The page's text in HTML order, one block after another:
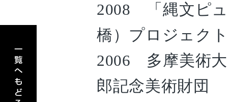
2008 「縄文ピ
橋）プロジェク
2006 多摩美術大
郎記念美術財団
アーティスト一覧へもどる